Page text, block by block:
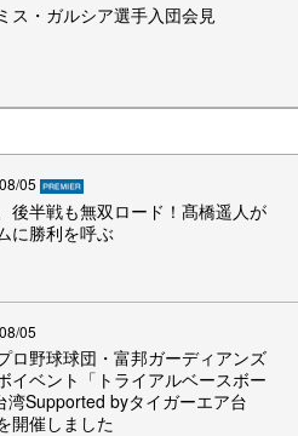
ス・ガルシア選手入団会見
05
後半戦も無双ロード！髙橋遥人が
に勝利を呼ぶ
05
ロ野球球団・富邦ガーディアンズ
イベント「トライアルベースボー
湾Supported byタイガーエア台
開催しました